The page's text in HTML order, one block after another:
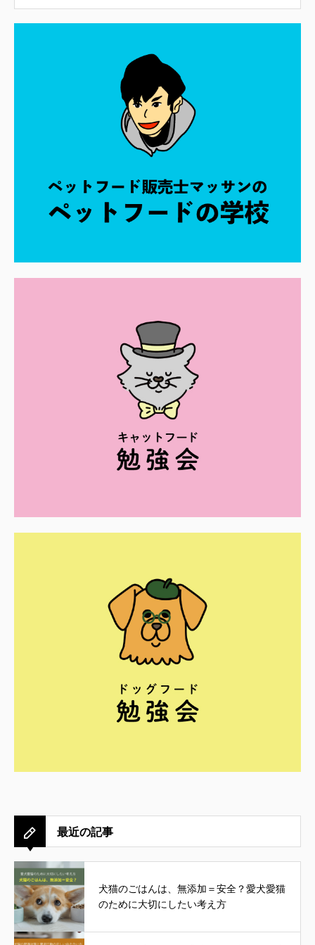
最近の記事
犬猫のごはんは、無添加＝安全？愛犬愛猫
のために大切にしたい考え方